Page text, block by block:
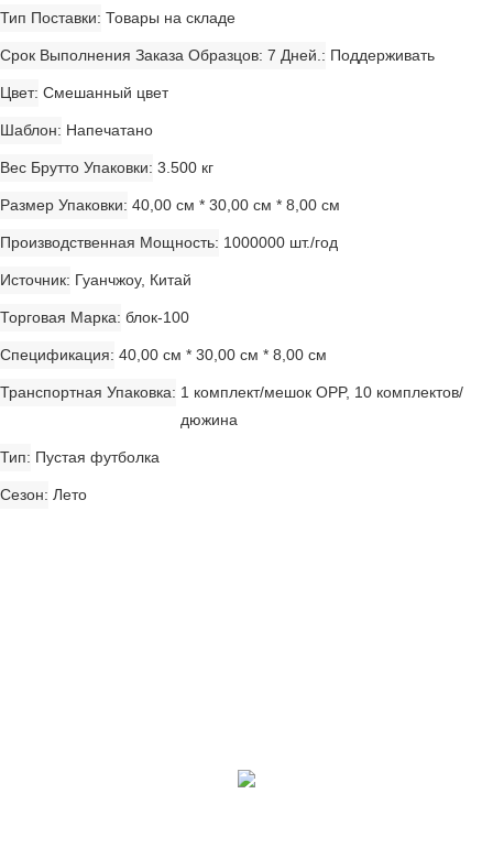
Тип Поставки Товары на складе
Срок Выполнения Заказа Образцов: 7 Дней. Поддерживать
Цвет Смешанный цвет
Шаблон Напечатано
Вес Брутто Упаковки 3.500 кг
Размер Упаковки 40,00 см * 30,00 см * 8,00 см
Производственная Мощность 1000000 шт./год
Источник Гуанчжоу, Китай
Торговая Марка блок-100
Спецификация 40,00 см * 30,00 см * 8,00 см
Транспортная Упаковка 1 комплект/мешок OPP, 10 комплектов/
дюжина
Тип Пустая футболка
Сезон Лето